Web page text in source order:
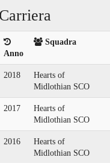
Carriera
Anno
Squadra
2018
Hearts of
Midlothian SCO
2017
Hearts of
Midlothian SCO
2016
Hearts of
Midlothian SCO